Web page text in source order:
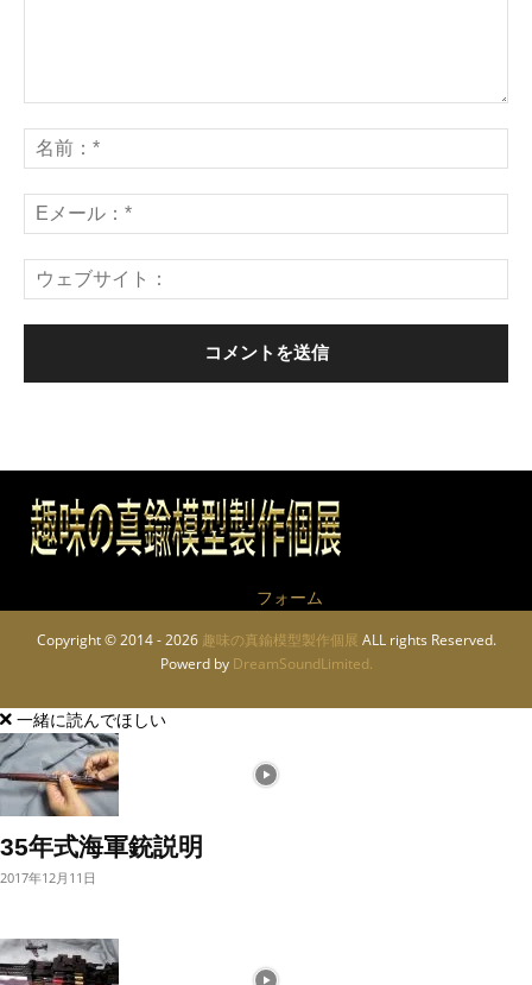
フォーム
Copyright © 2014 - 2026 趣味の真鍮模型製作個展 ALL rights Reserved.
Powerd by DreamSoundLimited.
一緒に読んでほしい
35年式海軍銃説明
2017年12月11日